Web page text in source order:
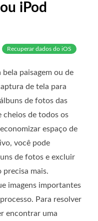
iPod
Recuperar dados do iOS
paisagem ou de
de tela para
de fotos das
cheios de todos os
espaço de
você pode
de fotos e excluir
precisa mais.
imagens importantes
Para resolver
encontrar uma